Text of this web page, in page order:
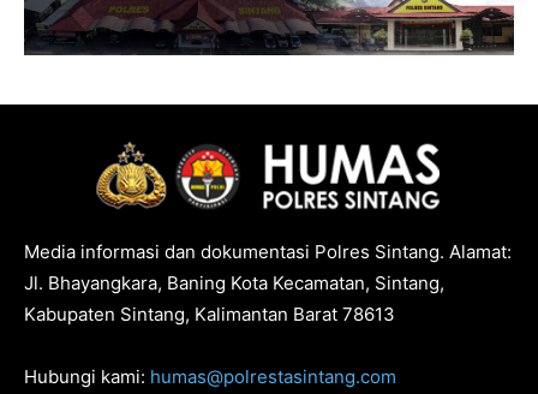
Media informasi dan dokumentasi Polres Sintang. Alamat:
Jl. Bhayangkara, Baning Kota Kecamatan, Sintang,
Kabupaten Sintang, Kalimantan Barat 78613
Hubungi kami: humas@polrestasintang.com